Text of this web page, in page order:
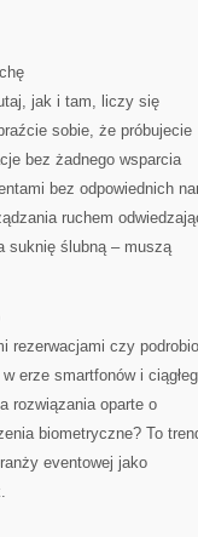
jak i tam, liczy się
sobie, że próbujecie
bez żadnego wsparcia
bez odpowiednich
ruchem
suknię ślubną – muszą
rezerwacjami czy
erze smartfonów i
rozwiązania oparte o
biometryczne? To
eventowej jako